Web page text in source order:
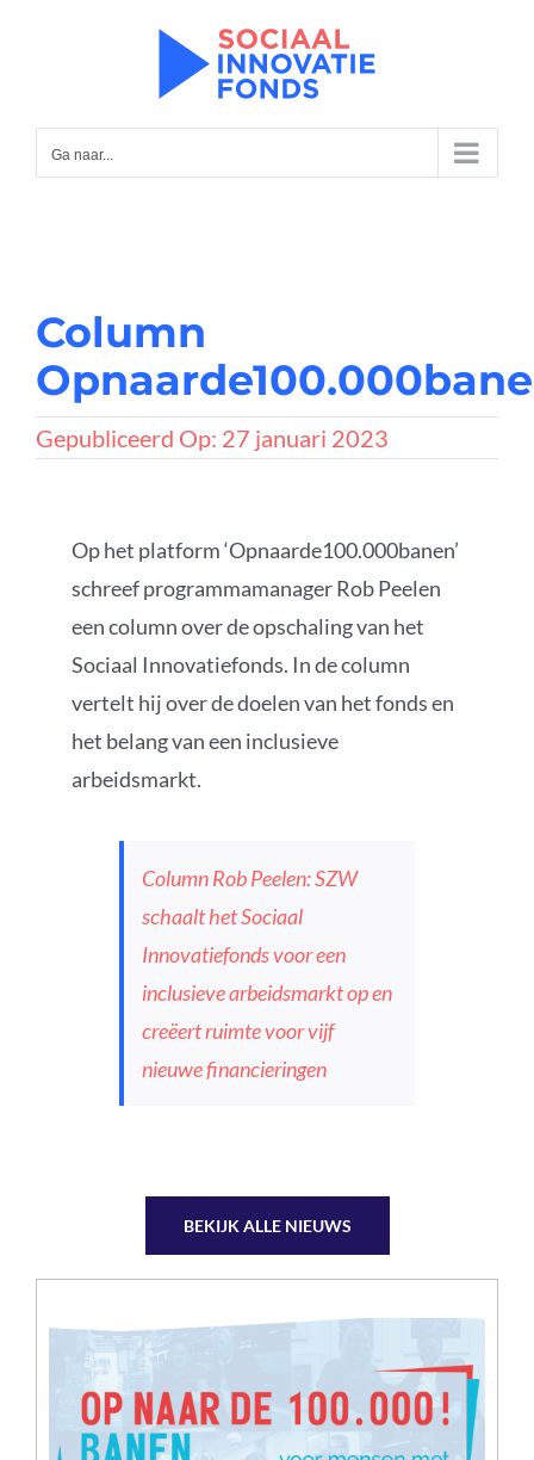
Ga naar...
Column
Gepubliceerd Op: 27 januari 2023
Op het platform ‘Opnaarde100.000banen’
schreef programmamanager Rob Peelen
een column over de opschaling van het
Sociaal Innovatiefonds. In de column
vertelt hij over de doelen van het fonds en
het belang van een inclusieve
arbeidsmarkt.
Column Rob Peelen: SZW
schaalt het Sociaal
Innovatiefonds voor een
inclusieve arbeidsmarkt op en
creëert ruimte voor vijf
nieuwe financieringen
BEKIJK ALLE NIEUWS